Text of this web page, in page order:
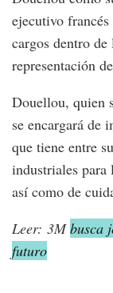
ejecutivo
cargos dentro de
representación
Douellou, quien
se encargará de
que tiene entre
industriales para
así como de
Leer: 3Mbusca
futuro